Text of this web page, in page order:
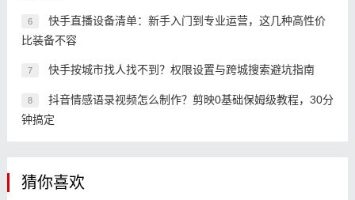
6
快手直播设备清单：新手入门到专业运营，这几种高性价
比装备不容
7 快手按城市找人找不到？权限设置与跨城搜索避坑指南
8
抖音情感语录视频怎么制作？剪映0基础保姆级教程，30分
钟搞定
猜你喜欢